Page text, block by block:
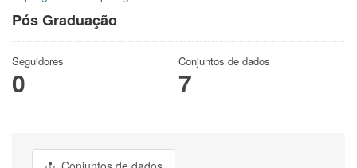
Pós Graduação
Seguidores
0
Conjuntos de dados
7